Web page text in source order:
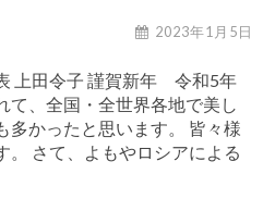
2023年1月5日
上田令子 謹賀新年 令和5年
、全国・全世界各地で美し
多かったと思います。 皆々様
。 さて、よもやロシアによる